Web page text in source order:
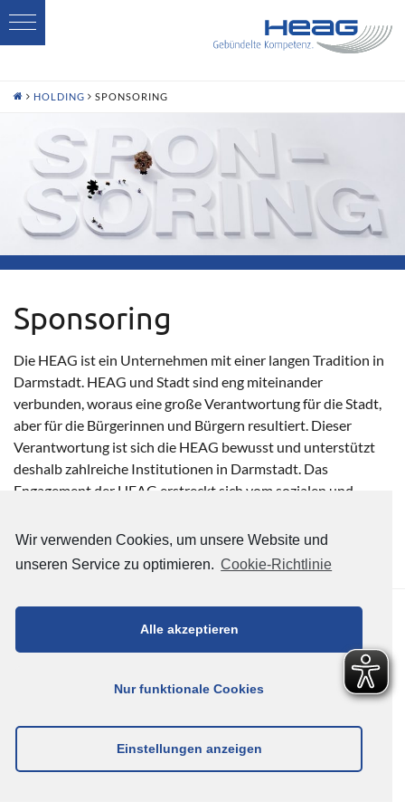
HOLDING SPONSORING
Sponsoring
Die HEAG ist ein Unternehmen mit einer langen Tradition in
Darmstadt. HEAG und Stadt sind eng miteinander
verbunden, woraus eine große Verantwortung für die Stadt,
aber für die Bürgerinnen und Bürgern resultiert. Dieser
Verantwortung ist sich die HEAG bewusst und unterstützt
deshalb zahlreiche Institutionen in Darmstadt. Das
Engagement der HEAG erstreckt sich vom sozialen und
Wissenschaft/Bildung im Stadtgebiet Darmstadts.
WISSENSCHAFTSSTADT DARMSTADT (HEAG) © 2026
RECHTLICHE
Wir verwenden Cookies, um unsere Website und
unseren Service zu optimieren. Cookie-Richtlinie
Alle akzeptieren
Nur funktionale Cookies
Einstellungen anzeigen